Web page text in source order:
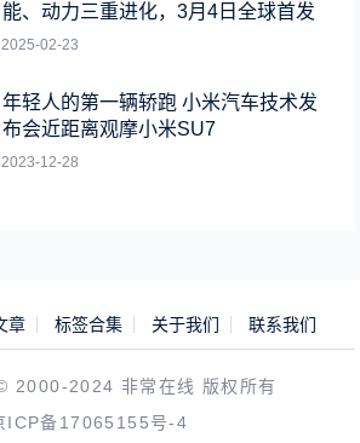
能、动力三重进化，3月4日全球首发
2025-02-23
年轻人的第一辆轿跑 小米汽车技术发
布会近距离观摩小米SU7
2023-12-28
章 标签合集 关于我们 联系我们
2000-2024 非常在线 版权所有
ICP备17065155号-4